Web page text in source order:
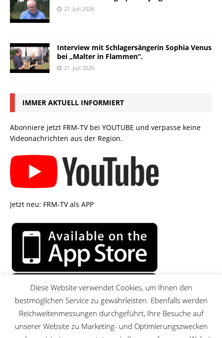
27. Juli 2026
Interview mit Schlagersängerin Sophia Venus
bei „Malter in Flammen“.
21. Juli 2026
IMMER AKTUELL INFORMIERT
Abonniere jetzt FRM-TV bei YOUTUBE und verpasse keine
Videonachrichten aus der Region.
Jetzt neu: FRM-TV als APP
Diese Website verwendet Cookies, um Ihnen den
bestmöglichen Service zu gewährleisten. Ebenfalls werden
Reichweitenmessungen durchgeführt, Ihre Besuche auf
unserer Website zu Marketing- und Optimierungszwecken